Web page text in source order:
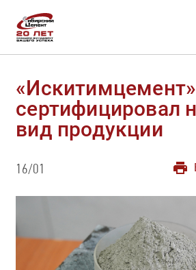
«Искитимцемент»
сертифицировал
вид продукции
16/01